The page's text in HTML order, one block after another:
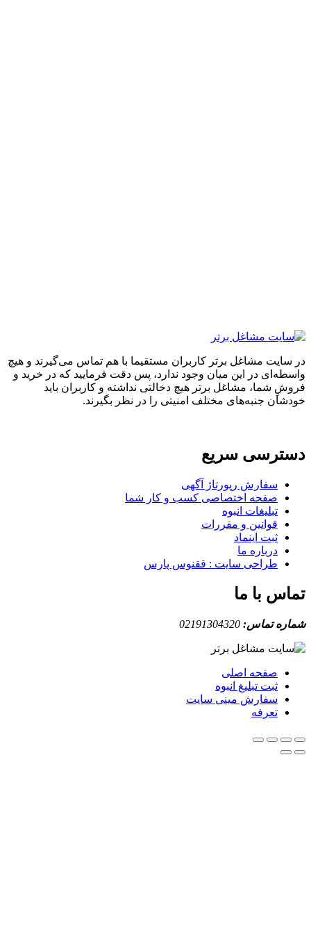
مشاغل برتر کاربران مستقیما با هم تماس می‌گیرند و هیچ
در این میان وجود ندارد، پس دقت فرمایید که در خرید و
شما، مشاغل برتر هیچ دخالتی نداشته و کاربران باید
جنبه‌های مختلف امنیتی را در نظر بگیرند.
سریع
سفارش رپورتاژ آگهی
صفحه اختصاصی کسب و کار شما
تبلیغات انبوه
قوانین و مقررات
ثبت اینماد
درباره ما
طراحی سایت : ققنوس پارس
با ما
تماس:02191304320
صفحه اصلی
ثبت تبلیغ انبوه
سفارش مینی سایت
تعرفه